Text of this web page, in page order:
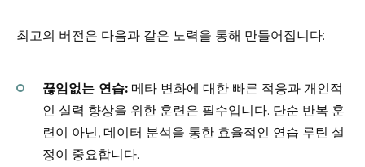
최고의 버전은 다음과 같은 노력을 통해 만들어집니다:
끊임없는 연습: 메타 변화에 대한 빠른 적응과 개인적
인 실력 향상을 위한 훈련은 필수입니다. 단순 반복 훈
련이 아닌, 데이터 분석을 통한 효율적인 연습 루틴 설
정이 중요합니다.